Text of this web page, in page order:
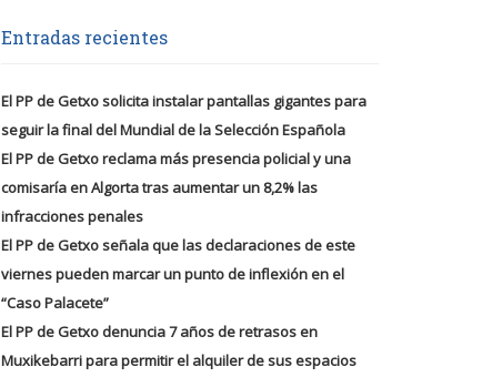
Entradas recientes
El PP de Getxo solicita instalar pantallas gigantes para
seguir la final del Mundial de la Selección Española
El PP de Getxo reclama más presencia policial y una
comisaría en Algorta tras aumentar un 8,2% las
infracciones penales
El PP de Getxo señala que las declaraciones de este
viernes pueden marcar un punto de inflexión en el
“Caso Palacete”
El PP de Getxo denuncia 7 años de retrasos en
Muxikebarri para permitir el alquiler de sus espacios